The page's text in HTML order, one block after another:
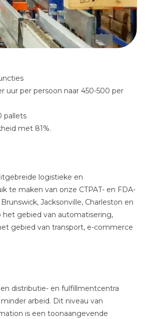
uur per persoon naar 450-500 per
pallets
met 81%.
logistieke en
te maken van onze CTPAT- en FDA-
Jacksonville, Charleston en
het gebied van automatisering,
gebied van transport, e-commerce
distributie- en fulfillmentcentra
arbeid. Dit niveau van
is een toonaangevende